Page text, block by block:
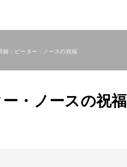
細：ピーター・ノースの祝福
ー・ノースの祝福